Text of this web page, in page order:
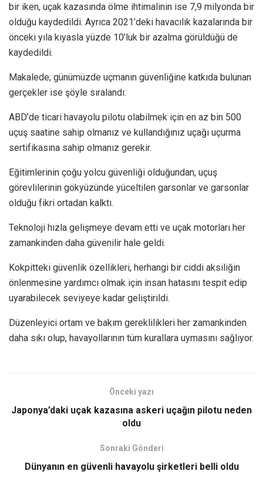
bir iken, uçak kazasında ölme ihtimalinin ise 7,9 milyonda bir
olduğu kaydedildi. Ayrıca 2021’deki havacılık kazalarında bir
önceki yıla kıyasla yüzde 10’luk bir azalma görüldüğü de
kaydedildi.
Makalede; günümüzde uçmanın güvenliğine katkıda bulunan
gerçekler ise şöyle sıralandı:
ABD’de ticari havayolu pilotu olabilmek için en az bin 500
uçuş saatine sahip olmanız ve kullandığınız uçağı uçurma
sertifikasına sahip olmanız gerekir.
Eğitimlerinin çoğu yolcu güvenliği olduğundan, uçuş
görevlilerinin gökyüzünde yüceltilen garsonlar ve garsonlar
olduğu fikri ortadan kalktı.
Teknoloji hızla gelişmeye devam etti ve uçak motorları her
zamankinden daha güvenilir hale geldi.
Kokpitteki güvenlik özellikleri, herhangi bir ciddi aksiliğin
önlenmesine yardımcı olmak için insan hatasını tespit edip
uyarabilecek seviyeye kadar geliştirildi.
Düzenleyici ortam ve bakım gereklilikleri her zamankinden
daha sıkı olup, havayollarının tüm kurallara uymasını sağlıyor.
Önceki yazı
Japonya’daki uçak kazasına askeri uçağın pilotu neden
oldu
Sonraki Gönderi
Dünyanın en güvenli havayolu şirketleri belli oldu